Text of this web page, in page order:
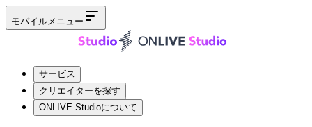
モバイルメニュー
サービス
クリエイターを探す
ONLIVE Studioについて